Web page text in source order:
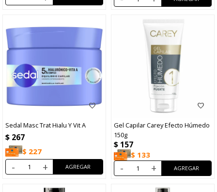
Sedal Masc Trat Hialu Y Vit A
$ 267
$ 227
- +
Gel Capilar Carey Efecto Húmedo
150g
$ 157
$ 133
- +